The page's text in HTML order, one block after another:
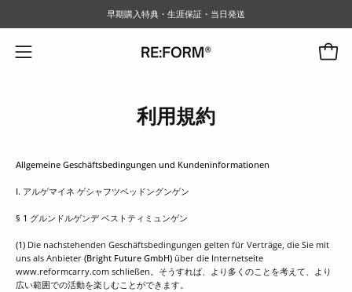
ン
早期購入特典・生涯保証・当日発送
ナ
ョ
ニ
ュ
ー
を
カー
利用規約
Allgemeine Geschäftsbedingungen und Kundeninformationen
I. アルゲマイネ ゲシャフツベッドングンゲン
§ 1 グルンドルゲンデ ベストティミュンゲン
(1) Die nachstehenden Geschäftsbedingungen gelten für Verträge, die Sie mit
uns als Anbieter (Bright Future GmbH) über die Internetseite
www.reformcarry.com schließen。そうすれば、より多くのことを考えて、より
広い範囲での活動を楽しむことができます。